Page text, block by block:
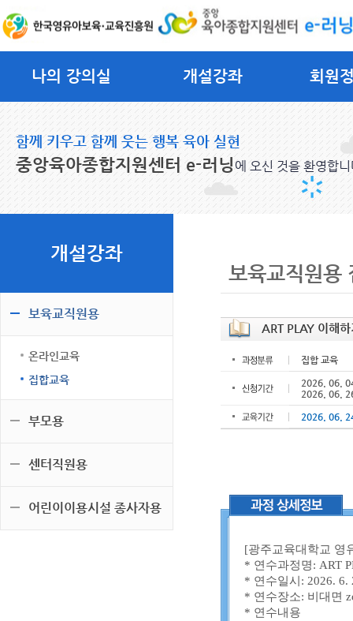
나의 강의실 개설강좌 회원
함께 키우고 함께 웃는 행복 육아 실현
중앙육아종합지원센터 e-러닝 에 오신 것을 환영합
개설강좌
보육교직원용
온라인교육
집합교육
부모용
센터직원용
어린이이용시설 종사자용
보육교직원용
ART PLAY 이해
집합 교육
2026. 06.
2026. 06.
2026. 06.
[광주교육대학교 영
* 연수과정명: ART
* 연수일시: 2026. 6.
* 연수장소: 비대면
* 연수내용